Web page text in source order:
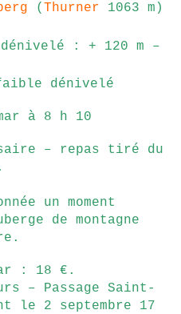
( Thurner 1063 m)
m)
: + 120 m –
dénivelé
à 8 h 10
– repas tiré du
un moment
de montagne
: 18 €.
– Passage Saint-
le 2 septembre 17